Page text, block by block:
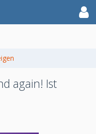
again! Ist